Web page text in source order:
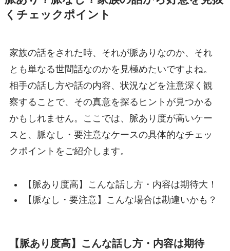
くチェックポイント
家族の話をされた時、それが脈ありなのか、それ
とも単なる世間話なのかを見極めたいですよね。
相手の話し方や話の内容、状況などを注意深く観
察することで、その真意を探るヒントが見つかる
かもしれません。ここでは、脈あり度が高いケー
スと、脈なし・要注意なケースの具体的なチェッ
クポイントをご紹介します。
【脈あり度高】こんな話し方・内容は期待大！
【脈なし・要注意】こんな場合は勘違いかも？
【脈あり度高】こんな話し方・内容は期待